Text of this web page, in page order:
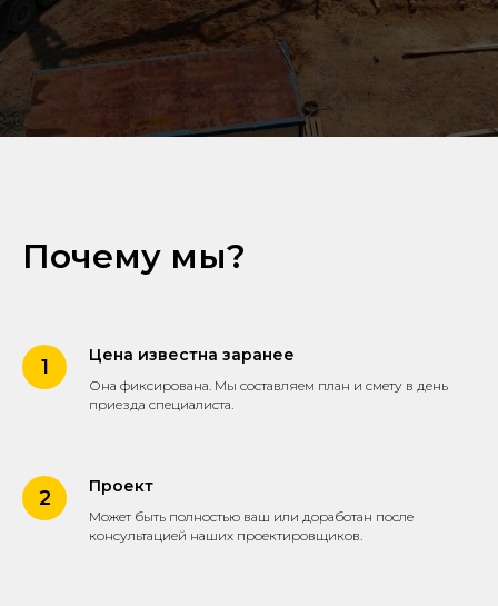
Почему мы?
Цена известна заранее
Она фиксирована. Мы составляем план и смету в день
приезда специалиста.
Проект
Может быть полностью ваш или доработан после
консультацией наших проектировщиков.